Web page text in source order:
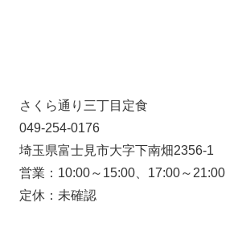
さくら通り三丁目定食
049-254-0176
埼玉県富士見市大字下南畑2356-1
営業：10:00～15:00、17:00～21:00
定休：未確認